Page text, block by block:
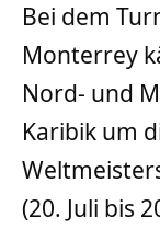
Bei dem
Monterrey
Nord- und
Karibik um
(20. Juli bis